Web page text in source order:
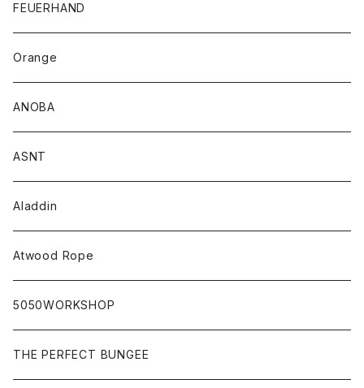
FEUERHAND
Orange
ANOBA
ASNT
Aladdin
Atwood Rope
5050WORKSHOP
THE PERFECT BUNGEE